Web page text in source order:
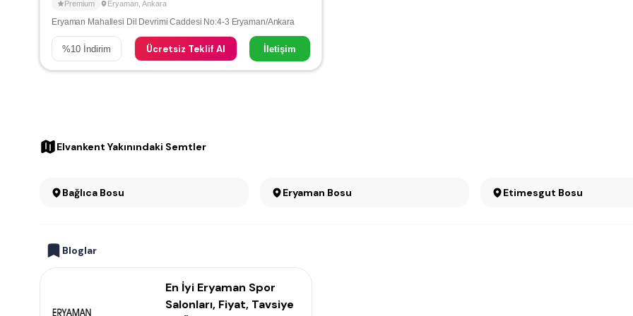
Premium Eryaman Ankara
Eryaman Mahallesi Dil Devrimi Caddesi No:4-3 Eryaman/Ankara
%10 İndirim Ücretsiz Teklif Al İletişim
Elvankent Yakınındaki Semtler
Bağlıca Bosu Eryaman Bosu Etimesgut Bosu
Bloglar
En İyi Eryaman Spor
Salonları, Fiyat, Tavsiye